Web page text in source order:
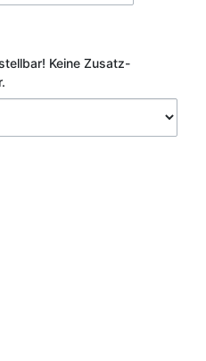
Keine Zusatz-